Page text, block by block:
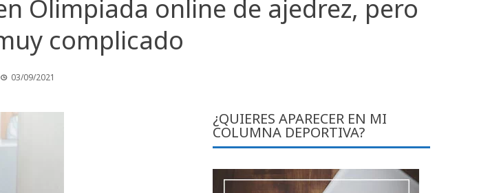
Olimpiada online de ajedrez, pero
complicado
03/09/2021
¿QUIERES APARECER EN MI
COLUMNA DEPORTIVA?